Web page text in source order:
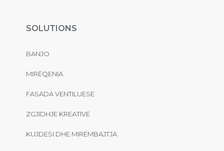
SOLUTIONS
BANJO
MIRËQENIA
FASADA VENTILUESE
ZGJIDHJE KREATIVE
KUJDESI DHE MIRËMBAJTJA